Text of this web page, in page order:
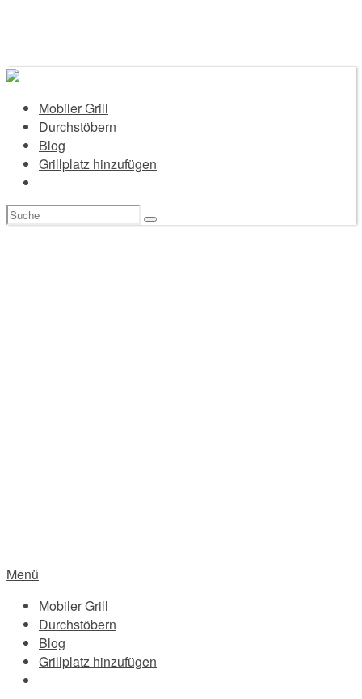
Mobiler Grill
Durchstöbern
Blog
Grillplatz hinzufügen
Suchen
nach:
Menü
Mobiler Grill
Durchstöbern
Blog
Grillplatz hinzufügen